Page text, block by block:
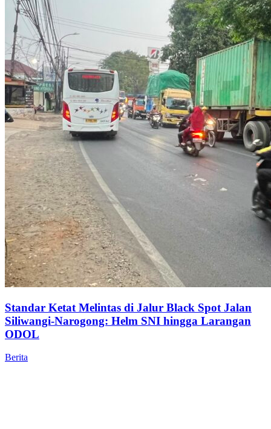
Standar Ketat Melintas di Jalur Black Spot Jalan
Siliwangi-Narogong: Helm SNI hingga Larangan
ODOL
Berita